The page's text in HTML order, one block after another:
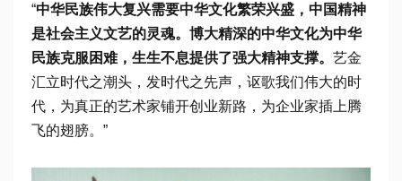
“中华民族伟大复兴需要中华文化繁荣兴盛，中国精神
是社会主义文艺的灵魂。博大精深的中华文化为中华
民族克服困难，生生不息提供了强大精神支撑。 艺金
汇立时代之潮头，发时代之先声，讴歌我们伟大的时
代，为真正的艺术家铺开创业新路，为企业家插上腾
飞的翅膀。”